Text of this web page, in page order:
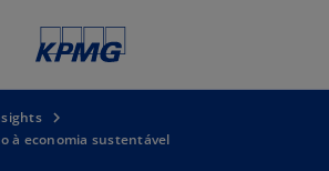
à economia sustentável